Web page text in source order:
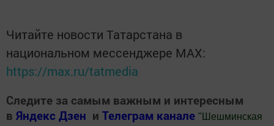
Читайте новости Татарстана в
национальном мессенджере MАХ:
https://max.ru/tatmedia
Следите за самым важным и интересным
в Яндекс Дзен и Телеграм канале " Шешминская